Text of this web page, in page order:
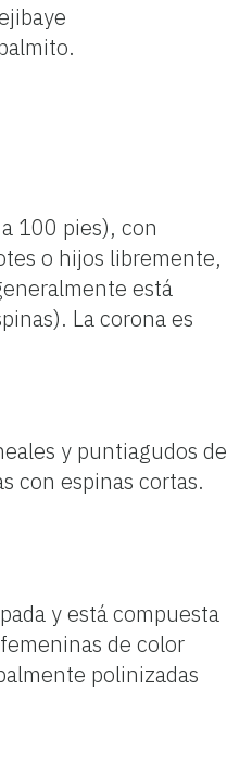
100 pies), con
o hijos libremente,
está
La corona es
y puntiagudos de
con espinas cortas.
y está compuesta
de color
polinizadas